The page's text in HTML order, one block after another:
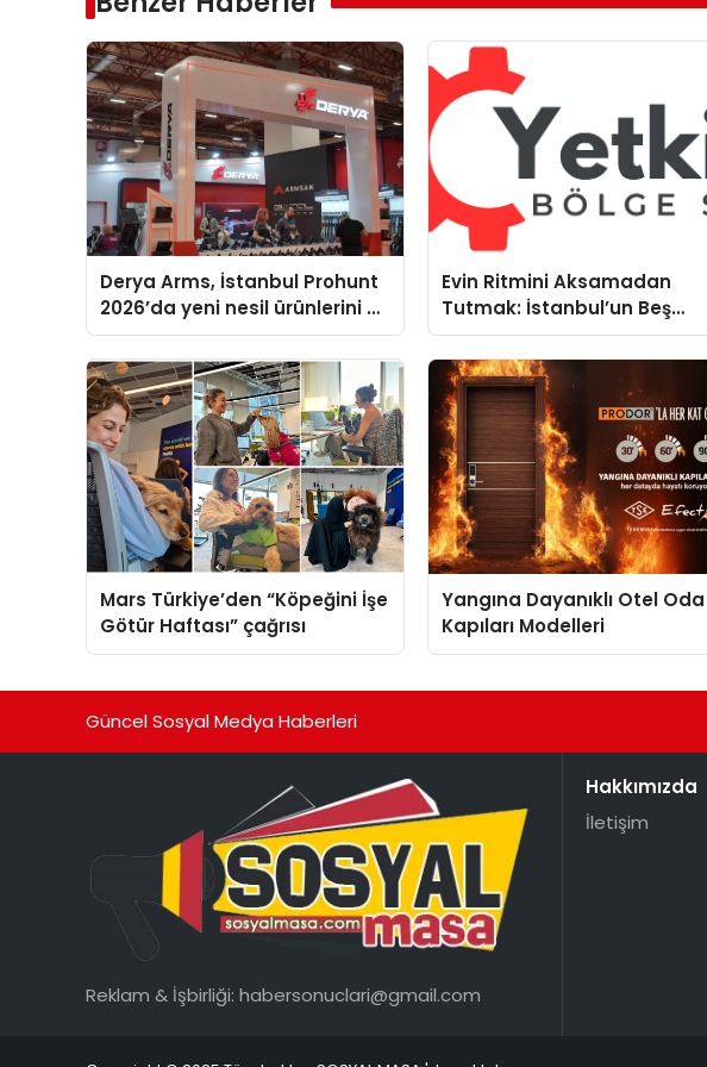
Derya Arms, İstanbul Prohunt
2026’da yeni nesil ürünlerini ve
global marka vizyonunu
sergiledi
Evin Ritmini Aksamadan
Tutmak: İstanbul’un Beş
Yoğun Semtinde Samimi Bir
Teknik Servis Hikayesi
Mars Türkiye’den “Köpeğini İşe
Götür Haftası” çağrısı
Yangına Dayanıklı Otel Oda
Kapıları Modelleri
Güncel Sosyal Medya Haberleri
Reklam & İşbirliği: habersonuclari@gmail.com
Hakkımızda
İletişim